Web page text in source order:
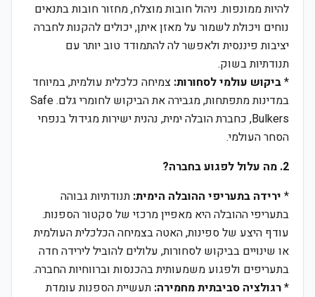
להיות ממונפות. ניהול חובות מוצלח, מחזור חובות בתנאים
נוחים ויכולת לשמור על מאזן איתן, יכולים להקנות לחברה
יציבות פיננסית ולאפשר לה להתמודד טוב יותר עם
תנודתיות בשוק.
*ביקוש עולמי לסחורות: צמיחה כלכלית עולמית, במיוחד
במדינות מתפתחות, מגבירה את הביקוש לחומרי גלם. Safe
Bulkers, כחברת הובלה ימית, נהנית ישירות מגידול בנפחי
הסחר העולמי.
2. מה עלול לפגוע בחברה?
* ירידה בתעריפי ההובלה הימית: תנודתיות גבוהה
בתעריפי ההובלה היא מאפיין מרכזי של סקטור הספנות.
עודף היצע של ספינות, האטה בצמיחה הכלכלית העולמית
או שינויים בביקוש לסחורות, עלולים להוביל לירידה חדה
בתעריפים ולפגוע משמעותית בהכנסות וברווחיות החברה.
*רגולציה סביבתית מחמירה: תעשיית הספנות עומדת